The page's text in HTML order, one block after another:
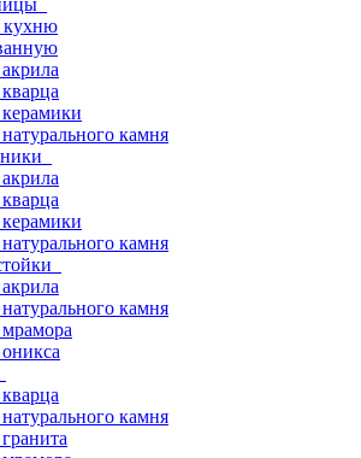
камня
камня
камня
камня